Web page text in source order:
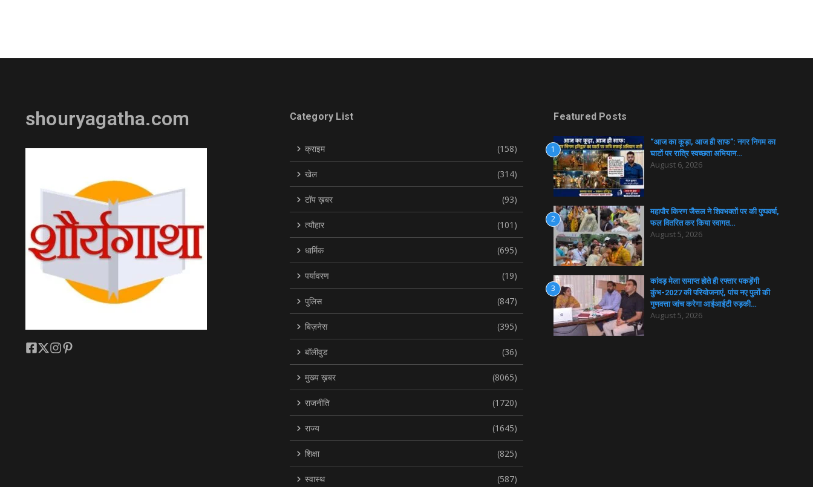
shouryagatha.com Category List
क्राइम (158)
खेल (314)
टॉप ख़बर (93)
त्यौहार (101)
धार्मिक (695)
पर्यावरण (19)
पुलिस (847)
बिज़नेस (395)
बॉलीवुड (36)
मुख्य ख़बर (8065)
राजनीति (1720)
राज्य (1645)
शिक्षा (825)
स्वास्थ (587)
Featured Posts
1
“आज का कूड़ा, आज ही साफ”: नगर निगम का
घाटों पर रात्रि स्वच्छता अभियान…
August 6, 2026
2
महापौर किरण जैसल ने शिवभक्तों पर की पुष्पवर्षा,
फल वितरित कर किया स्वागत…
August 5, 2026
3
कांवड़ मेला समाप्त होते ही रफ्तार पकड़ेंगी
कुंभ-2027 की परियोजनाएं, पांच नए पुलों की
गुणवत्ता जांच करेगा आईआईटी रुड़की…
August 5, 2026